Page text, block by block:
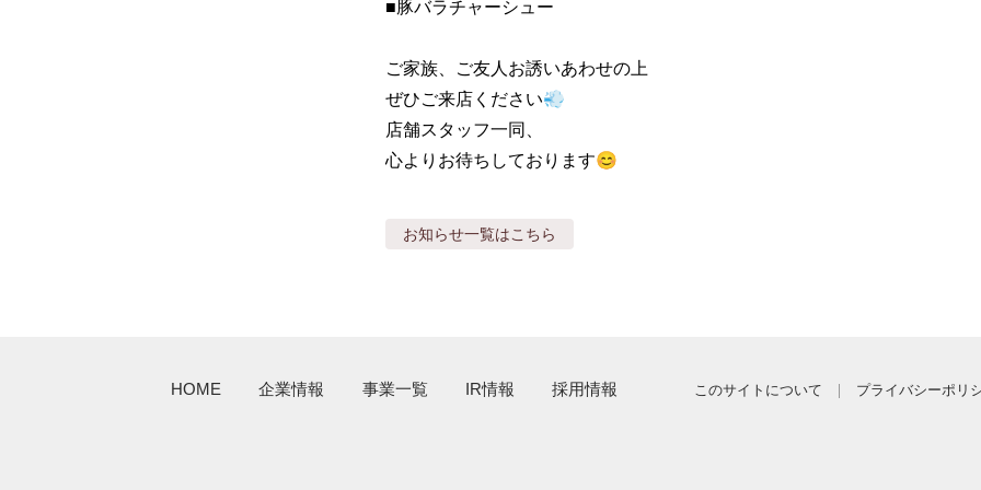
■豚バラチャーシュー
ご家族、ご友人お誘いあわせの上
ぜひご来店ください💨
店舗スタッフ一同、
心よりお待ちしております😊
お知らせ一覧はこちら
HOME 企業情報 事業一覧 IR情報 採用情報 このサイトについて プライバシーポリ